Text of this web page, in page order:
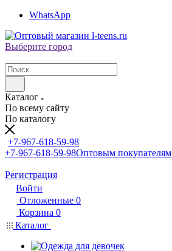
WhatsApp
Выберите город
Каталог
По всему сайту
По каталогу
+7-967-618-59-98
+7-967-618-59-98Оптовым покупателям
Регистрация
Войти
Отложенные 0
Корзина 0
Каталог